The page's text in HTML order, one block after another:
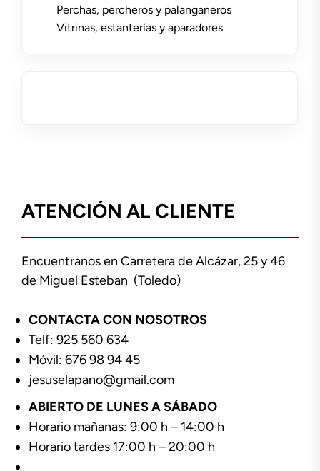
Perchas, percheros y palanganeros
Vitrinas, estanterías y aparadores
ATENCIÓN AL CLIENTE
Encuentranos en Carretera de Alcázar, 25 y 46
de Miguel Esteban (Toledo)
CONTACTA CON NOSOTROS
Telf: 925 560 634
Móvil: 676 98 94 45
jesuselapano@gmail.com
ABIERTO DE LUNES A SÁBADO
Horario mañanas: 9:00 h – 14:00 h
Horario tardes 17:00 h – 20:00 h